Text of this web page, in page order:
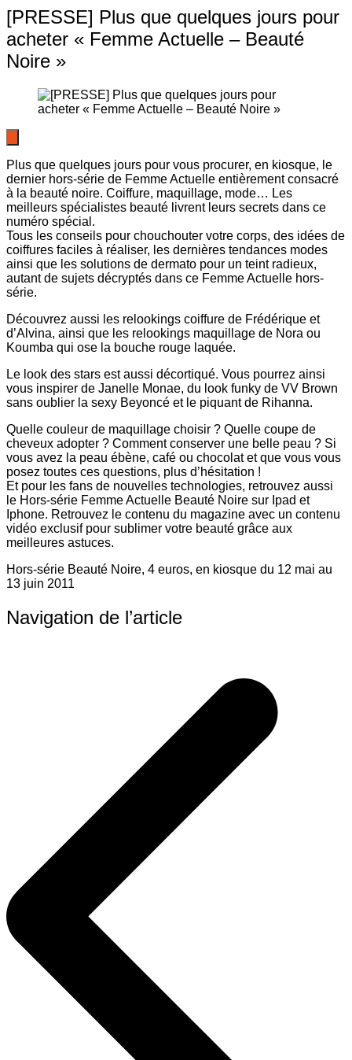
[PRESSE] Plus que quelques jours pour
acheter « Femme Actuelle – Beauté
Noire »
Plus que quelques jours pour vous procurer, en kiosque, le
dernier hors-série de Femme Actuelle entièrement consacré
à la beauté noire. Coiffure, maquillage, mode… Les
meilleurs spécialistes beauté livrent leurs secrets dans ce
numéro spécial.
Tous les conseils pour chouchouter votre corps, des idées de
coiffures faciles à réaliser, les dernières tendances modes
ainsi que les solutions de dermato pour un teint radieux,
autant de sujets décryptés dans ce Femme Actuelle hors-
série.
Découvrez aussi les relookings coiffure de Frédérique et
d’Alvina, ainsi que les relookings maquillage de Nora ou
Koumba qui ose la bouche rouge laquée.
Le look des stars est aussi décortiqué. Vous pourrez ainsi
vous inspirer de Janelle Monae, du look funky de VV Brown
sans oublier la sexy Beyoncé et le piquant de Rihanna.
Quelle couleur de maquillage choisir ? Quelle coupe de
cheveux adopter ? Comment conserver une belle peau ? Si
vous avez la peau ébène, café ou chocolat et que vous vous
posez toutes ces questions, plus d’hésitation !
Et pour les fans de nouvelles technologies, retrouvez aussi
le Hors-série Femme Actuelle Beauté Noire sur Ipad et
Iphone. Retrouvez le contenu du magazine avec un contenu
vidéo exclusif pour sublimer votre beauté grâce aux
meilleures astuces.
Hors-série Beauté Noire, 4 euros, en kiosque du 12 mai au
13 juin 2011
Navigation de l’article